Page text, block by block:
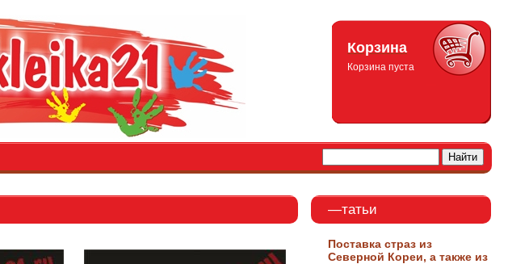
Корзина
Корзина пуста
—татьи
Поставка страз из
Северной Кореи, а также из